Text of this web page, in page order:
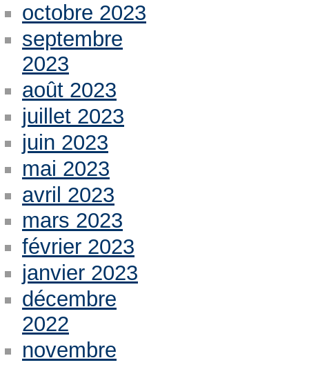
octobre 2023
septembre
2023
août 2023
juillet 2023
juin 2023
mai 2023
avril 2023
mars 2023
février 2023
janvier 2023
décembre
2022
novembre